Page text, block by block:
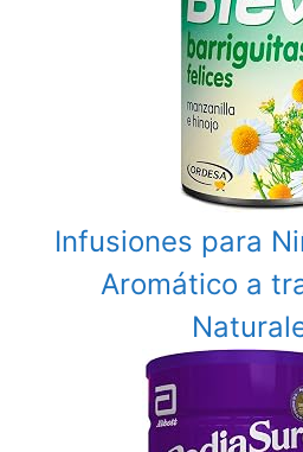
Infusiones para
Aromático a